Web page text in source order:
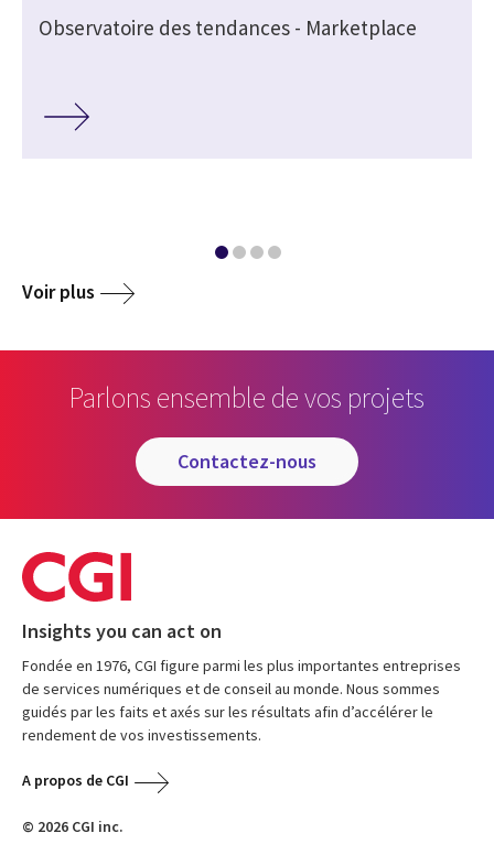
Observatoire des tendances - Marketplace
Voir plus
Parlons ensemble de vos projets
contactez-nous
Insights you can act on
Fondée en 1976, CGI figure parmi les plus importantes entreprises
de services numériques et de conseil au monde. Nous sommes
guidés par les faits et axés sur les résultats afin d’accélérer le
rendement de vos investissements.
A propos de CGI
© 2026 CGI inc.